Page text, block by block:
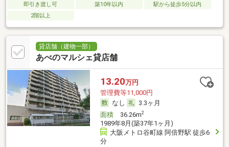
即引き渡し可 築10年以内
駅から徒歩5分以内
2階以上
貸店舗（建物一部）
あべのマルシェ貸店舗
13.20万円
管理費等11,000円
なし
3.3ヶ月
面積36.26m2
1989年8月(築37年1ヶ月)
大阪メトロ谷町線 阿倍野駅 徒歩6
分